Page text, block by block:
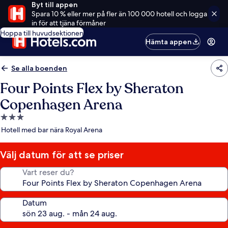
Byt till appen
Spara 10 % eller mer på fler än 100 000 hotell och logga
in för att tjäna förmåner
Hoppa till huvudsektionen
Hämta appen
Se alla boenden
Four Points Flex by Sheraton
Copenhagen Arena
3.0-
stjärnigt
Hotell med bar nära Royal Arena
Välj datum för att se priser
Vart reser du?
Datum